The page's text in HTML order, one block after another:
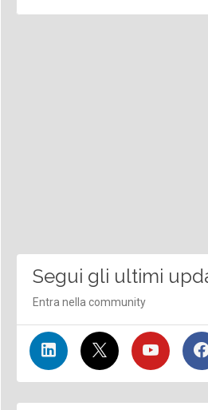
Segui gli ultimi
Entra nella community